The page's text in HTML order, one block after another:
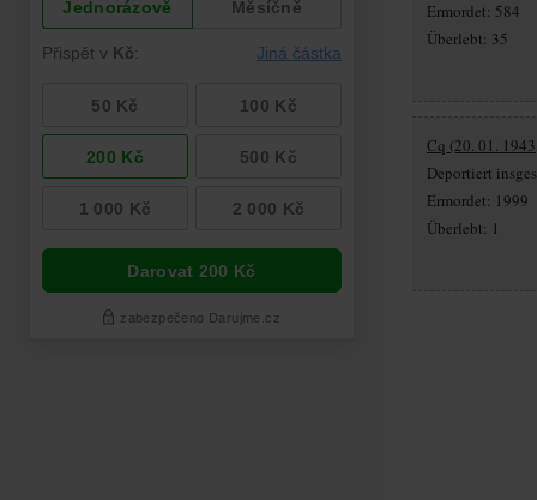
Ermordet: 584
Überlebt: 35
Cq (20. 01.
Deportiert
Ermordet: 1999
Überlebt: 1